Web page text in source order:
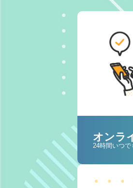
オンラ
24時間いつ